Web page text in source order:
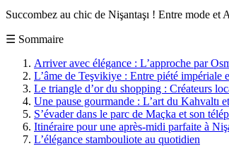
Succombez au chic de Nişantaşı ! Entre mode
☰ Sommaire
Arriver avec élégance : L’approche par
L’âme de Teşvikiye : Entre piété impériale
Le triangle d’or du shopping : Créateurs
Une pause gourmande : L’art du Kahvaltı
S’évader dans le parc de Maçka et son
Itinéraire pour une après-midi parfaite à
L’élégance stambouliote au quotidien